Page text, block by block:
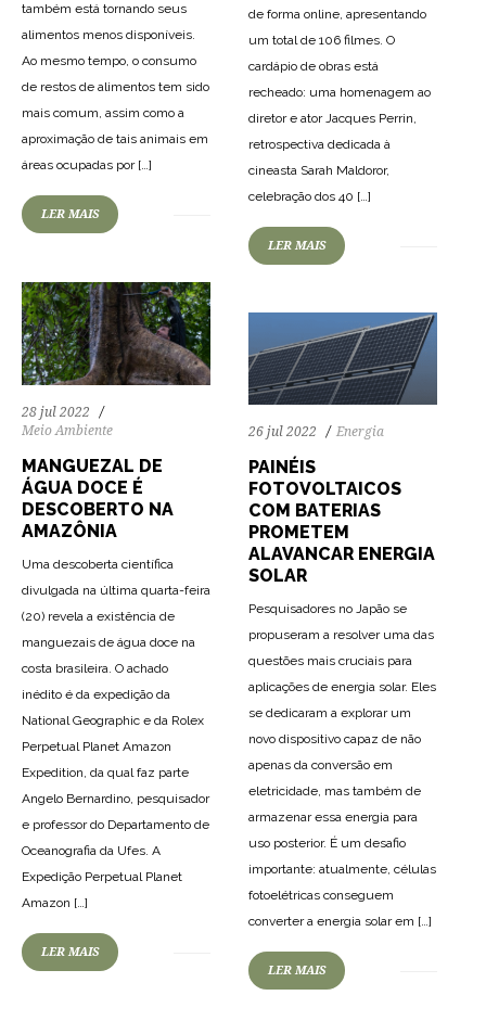
também está tornando seus
alimentos menos disponíveis.
Ao mesmo tempo, o consumo
de restos de alimentos tem sido
mais comum, assim como a
aproximação de tais animais em
áreas ocupadas por […]
LER MAIS
de forma online, apresentando
um total de 106 filmes. O
cardápio de obras está
recheado: uma homenagem ao
diretor e ator Jacques Perrin,
retrospectiva dedicada à
cineasta Sarah Maldoror,
celebração dos 40 […]
LER MAIS
28 jul 2022
Meio Ambiente
MANGUEZAL DE
ÁGUA DOCE É
DESCOBERTO NA
AMAZÔNIA
Uma descoberta científica
divulgada na última quarta-feira
(20) revela a existência de
manguezais de água doce na
costa brasileira. O achado
inédito é da expedição da
National Geographic e da Rolex
Perpetual Planet Amazon
Expedition, da qual faz parte
Angelo Bernardino, pesquisador
e professor do Departamento de
Oceanografia da Ufes. A
Expedição Perpetual Planet
Amazon […]
LER MAIS
26 jul 2022 Energia
PAINÉIS
FOTOVOLTAICOS
COM BATERIAS
PROMETEM
ALAVANCAR ENERGIA
SOLAR
Pesquisadores no Japão se
propuseram a resolver uma das
questões mais cruciais para
aplicações de energia solar. Eles
se dedicaram a explorar um
novo dispositivo capaz de não
apenas da conversão em
eletricidade, mas também de
armazenar essa energia para
uso posterior. É um desafio
importante: atualmente, células
fotoelétricas conseguem
converter a energia solar em […]
LER MAIS
74 1943